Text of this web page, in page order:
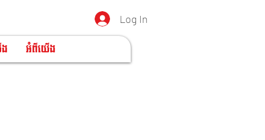
Log In
អំពីយើង